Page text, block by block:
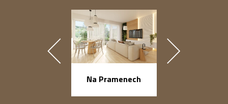
Na Pramenech